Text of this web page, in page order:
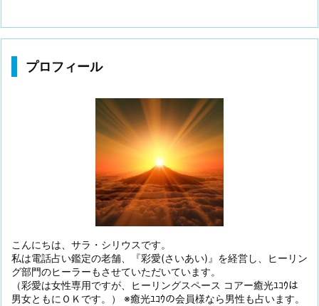
プロフィール
こんにちは、サラ・シリウスです。
私は電話占い鑑定の老舗、『彩愛(さいあい)』を経営し、ヒーリン
グ部門のヒーラーもさせていただいています。
（彩愛は女性専用ですが、ヒーリングスペース コアー癒光ﾕｺｳは
男女ともにＯＫです。） ※癒光ﾕｺｳの会員様なら男性も占います。